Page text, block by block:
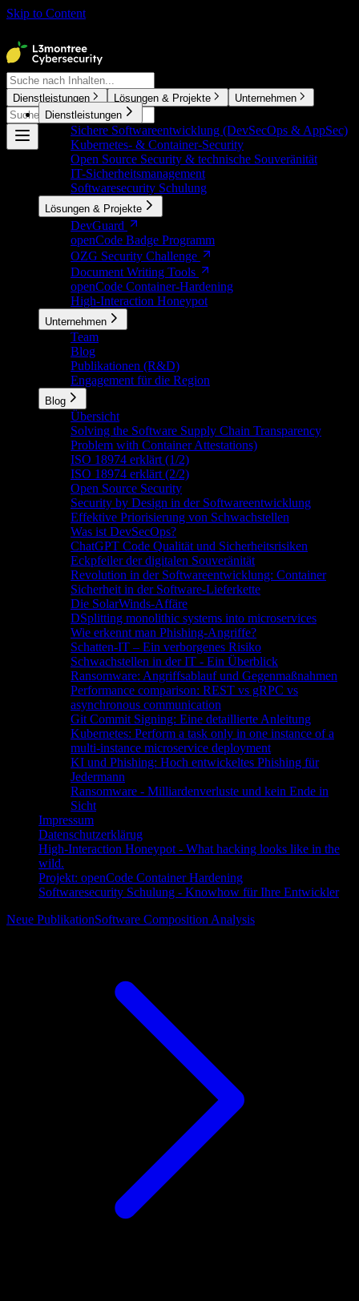
Skip to Content
Dienstleistungen Lösungen & Projekte
Unternehmen
Dienstleistungen
Sichere Softwareentwicklung (DevSecOps & AppSec)
Kubernetes- & Container-Security
Open Source Security & technische Souveränität
IT-Sicherheitsmanagement
Softwaresecurity Schulung
Lösungen & Projekte
DevGuard
openCode Badge Programm
OZG Security Challenge
Document Writing Tools
openCode Container-Hardening
High-Interaction Honeypot
Unternehmen
Team
Blog
Publikationen (R&D)
Engagement für die Region
Blog
Übersicht
Solving the Software Supply Chain Transparency
Problem with Container Attestations)
ISO 18974 erklärt (1/2)
ISO 18974 erklärt (2/2)
Open Source Security
Security by Design in der Softwareentwicklung
Effektive Priorisierung von Schwachstellen
Was ist DevSecOps?
ChatGPT Code Qualität und Sicherheitsrisiken
Eckpfeiler der digitalen Souveränität
Revolution in der Softwareentwicklung: Container
Sicherheit in der Software-Lieferkette
Die SolarWinds-Affäre
DSplitting monolithic systems into microservices
Wie erkennt man Phishing-Angriffe?
Schatten-IT – Ein verborgenes Risiko
Schwachstellen in der IT - Ein Überblick
Ransomware: Angriffsablauf und Gegenmaßnahmen
Performance comparison: REST vs gRPC vs
asynchronous communication
Git Commit Signing: Eine detaillierte Anleitung
Kubernetes: Perform a task only in one instance of a
multi-instance microservice deployment
KI und Phishing: Hoch entwickeltes Phishing für
Jedermann
Ransomware - Milliardenverluste und kein Ende in
Sicht
Impressum
Datenschutzerklärug
High-Interaction Honeypot - What hacking looks like in the
wild.
Projekt: openCode Container Hardening
Softwaresecurity Schulung - Knowhow für Ihre Entwickler
Neue PublikationSoftware Composition Analysis